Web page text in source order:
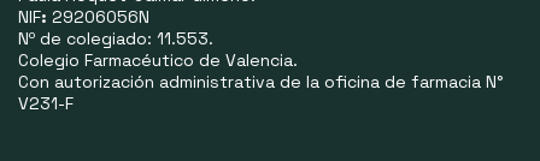
NIF: 29206056N
Nº de colegiado: 11.553.
Colegio Farmacéutico de Valencia.
Con autorización administrativa de la oficina de farmacia N°
V231-F